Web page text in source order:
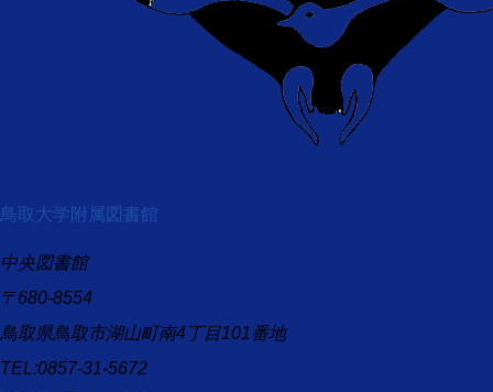
鳥取大学附属図書館
中央図書館
〒680-8554
鳥取県鳥取市湖山町南4丁目101番地
TEL:0857-31-5672